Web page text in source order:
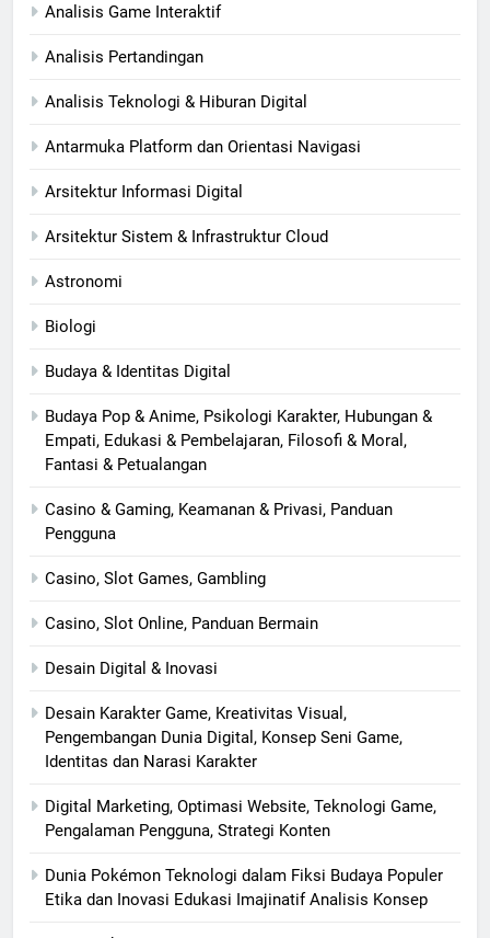
Analisis Game Interaktif
Analisis Pertandingan
Analisis Teknologi & Hiburan Digital
Antarmuka Platform dan Orientasi Navigasi
Arsitektur Informasi Digital
Arsitektur Sistem & Infrastruktur Cloud
Astronomi
Biologi
Budaya & Identitas Digital
Budaya Pop & Anime, Psikologi Karakter, Hubungan &
Empati, Edukasi & Pembelajaran, Filosofi & Moral,
Fantasi & Petualangan
Casino & Gaming, Keamanan & Privasi, Panduan
Pengguna
Casino, Slot Games, Gambling
Casino, Slot Online, Panduan Bermain
Desain Digital & Inovasi
Desain Karakter Game, Kreativitas Visual,
Pengembangan Dunia Digital, Konsep Seni Game,
Identitas dan Narasi Karakter
Digital Marketing, Optimasi Website, Teknologi Game,
Pengalaman Pengguna, Strategi Konten
Dunia Pokémon Teknologi dalam Fiksi Budaya Populer
Etika dan Inovasi Edukasi Imajinatif Analisis Konsep